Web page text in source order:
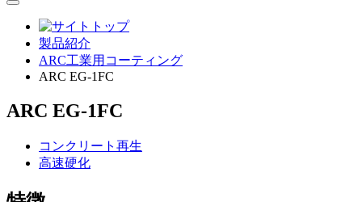
製品紹介
ARC⼯業⽤コーティング
ARC EG-1FC
ARC EG-1FC
コンクリート再生
高速硬化